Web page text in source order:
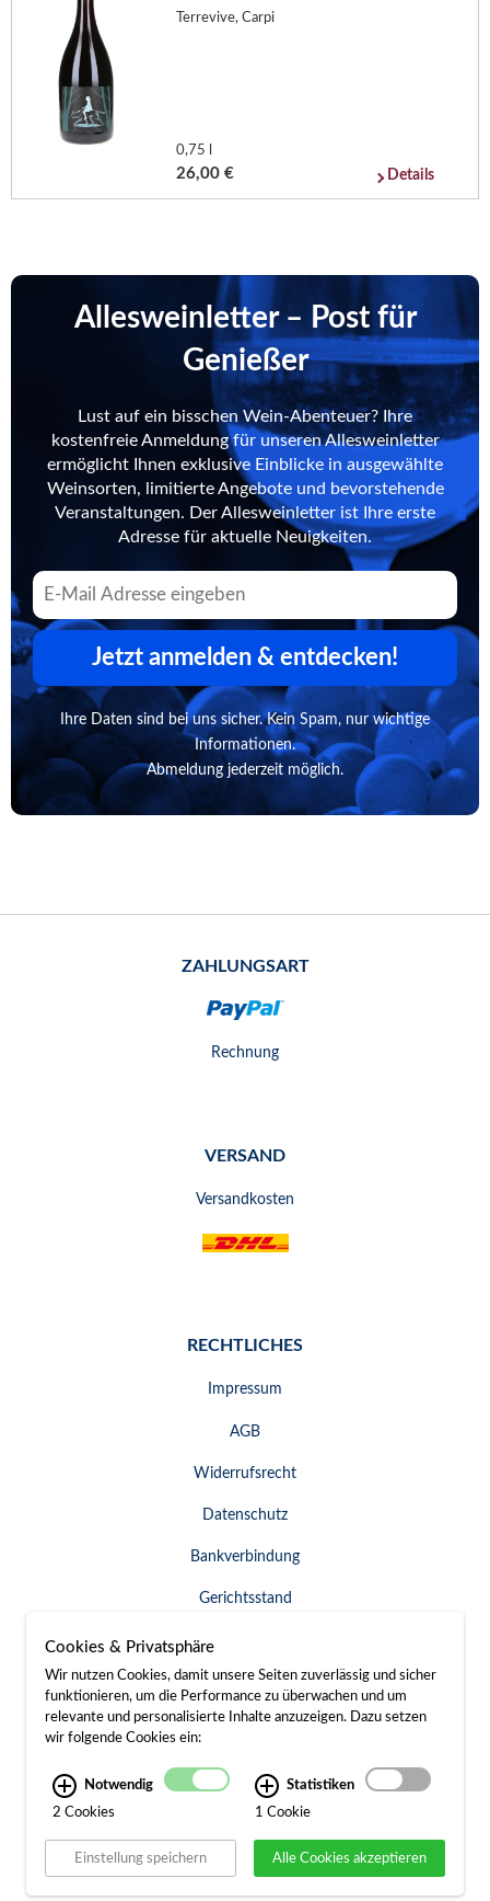
Terrevive, Carpi
0,75 l
26,00 € Details
Allesweinletter – Post für
Genießer
Lust auf ein bisschen Wein-Abenteuer? Ihre
kostenfreie Anmeldung für unseren Allesweinletter
ermöglicht Ihnen exklusive Einblicke in ausgewählte
Weinsorten, limitierte Angebote und bevorstehende
Veranstaltungen. Der Allesweinletter ist Ihre erste
Adresse für aktuelle Neuigkeiten.
Jetzt anmelden & entdecken!
Ihre Daten sind bei uns sicher. Kein Spam, nur wichtige
Informationen.
Abmeldung jederzeit möglich.
ZAHLUNGSART
Rechnung
VERSAND
Versandkosten
RECHTLICHES
Impressum
AGB
Widerrufsrecht
Datenschutz
Bankverbindung
Gerichtsstand
Widerruf erklären
SERVICE & KONTAKT
Besuch / Anfahrt
Kontakt
Cookies & Privatsphäre
Wir nutzen Cookies, damit unsere Seiten zuverlässig und sicher
funktionieren, um die Performance zu überwachen und um
relevante und personalisierte Inhalte anzuzeigen. Dazu setzen
wir folgende Cookies ein:
Notwendig
2 Cookies
Statistiken
1 Cookie
Einstellung speichern Alle Cookies akzeptieren